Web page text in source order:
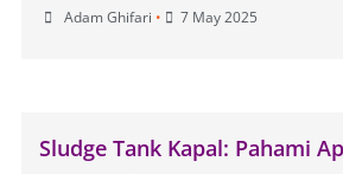
Adam Ghifari • 7 May 2025
Sludge Tank Kapal: Pahami